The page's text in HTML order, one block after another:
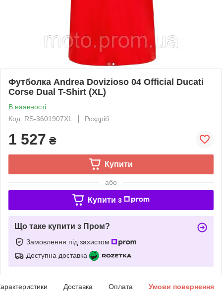
Футболка Andrea Dovizioso 04 Official Ducati
Corse Dual T-Shirt (XL)
В наявності
Код: RS-3601907XL
Роздріб
1 527 ₴
Купити
або
Купити з
Що таке купити з Пром?
Замовлення під захистом
Доступна доставка
Доставка Оплата Умови повернення